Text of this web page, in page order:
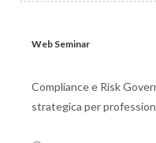
Web Seminar
Compliance e Risk
strategica per